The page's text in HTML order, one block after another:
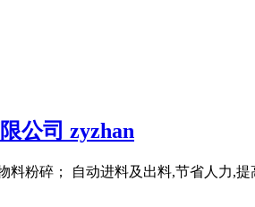
公司 zyzhan
粉碎； 自动进料及出料,节省人力,提